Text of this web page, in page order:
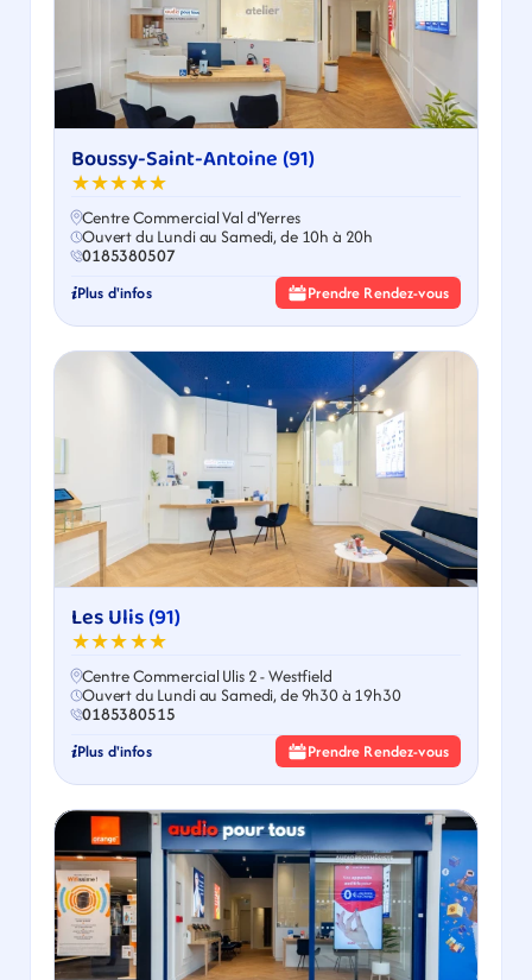
Boussy-Saint-Antoine (91)
★★★★★
Centre Commercial Val d'Yerres
Ouvert du Lundi au Samedi, de 10h à 20h
0185380507
Plus d'infos Prendre Rendez-vous
Les Ulis (91)
★★★★★
Centre Commercial Ulis 2 - Westfield
Ouvert du Lundi au Samedi, de 9h30 à 19h30
0185380515
Plus d'infos Prendre Rendez-vous